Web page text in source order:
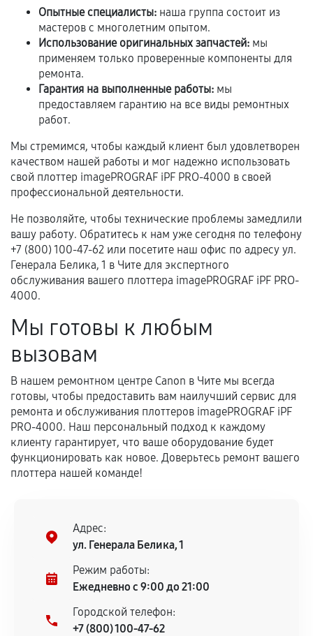
При этом гарантия на сами комплектующие
остается на стороне производителя или
продавца. За качество сторонних деталей
сервисный центр ответственности не несет.
Опытные специалисты: наша группа состоит из
мастеров с многолетним опытом.
Использование оригинальных запчастей: мы
применяем только проверенные компоненты для
ремонта.
Гарантия на выполненные работы: мы
предоставляем гарантию на все виды ремонтных
работ.
Мы стремимся, чтобы каждый клиент был удовлетворен
качеством нашей работы и мог надежно использовать
свой плоттер imagePROGRAF iPF PRO-4000 в своей
профессиональной деятельности.
Не позволяйте, чтобы технические проблемы замедлили
вашу работу. Обратитесь к нам уже сегодня по телефону
+7 (800) 100-47-62 или посетите наш офис по адресу ул.
Генерала Белика, 1 в Чите для экспертного
обслуживания вашего плоттера imagePROGRAF iPF PRO-
4000.
Мы готовы к любым
вызовам
В нашем ремонтном центре Canon в Чите мы всегда
готовы, чтобы предоставить вам наилучший сервис для
ремонта и обслуживания плоттеров imagePROGRAF iPF
PRO-4000. Наш персональный подход к каждому
клиенту гарантирует, что ваше оборудование будет
функционировать как новое. Доверьтесь ремонт вашего
плоттера нашей команде!
Адрес:
ул. Генерала Белика, 1
Режим работы:
Ежедневно с 9:00 до 21:00
Городской телефон:
+7 (800) 100-47-62